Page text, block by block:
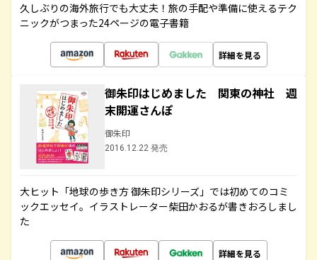
久しぶりの海外旅行でも大丈夫！旅の手配や準備に使えるテク
ニックがつまった24ページの電子書籍
詳細を見る
御朱印はじめました 関東の神社 週
末開運さんぽ
御朱印
2016.12.22 発売
大ヒット「地球の歩き方 御朱印シリーズ」では初めてのコミ
ックエッセイ。イラストレーター柴田かおるが書きおろしまし
た
詳細を見る